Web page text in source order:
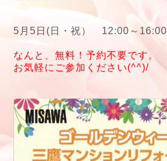
5月5日(日・祝） 12:00～16:00
なんと、無料！予約不要です。
お気軽にご参加ください(^^)/